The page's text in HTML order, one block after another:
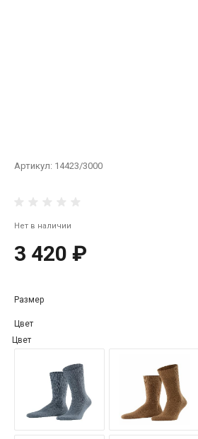
Артикул: 14423/3000
Нет в наличии
3 420 ₽
Размер
Цвет
Цвет